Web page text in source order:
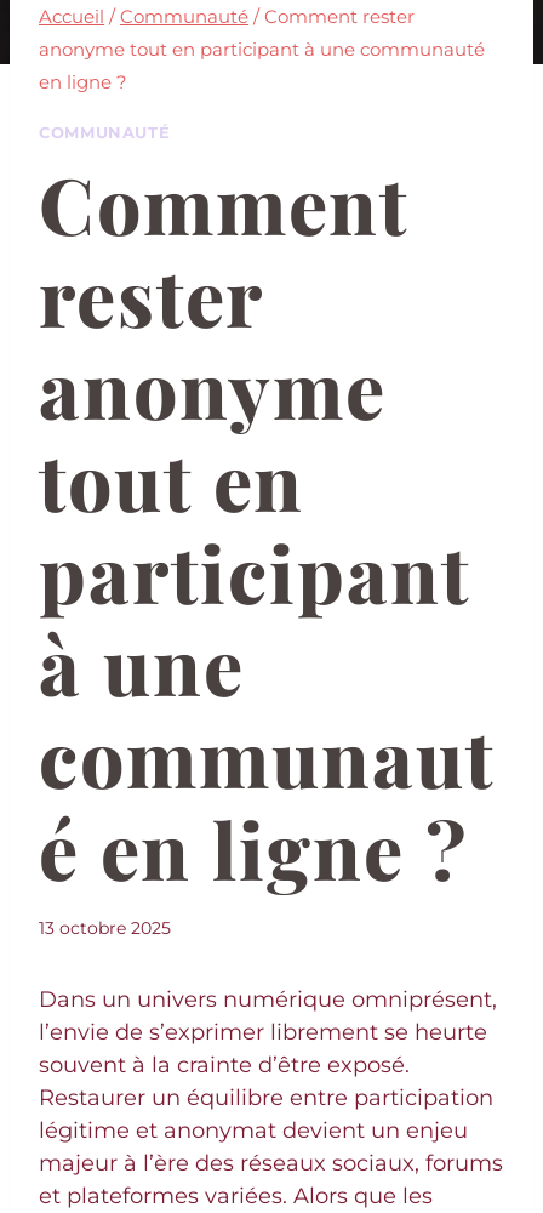
Accueil / Communauté / Comment rester
anonyme tout en participant à une communauté
en ligne ?
COMMUNAUTÉ
Comment
rester
anonyme
tout en
participant
à une
communaut
é en ligne ?
13 octobre 2025
Dans un univers numérique omniprésent,
l’envie de s’exprimer librement se heurte
souvent à la crainte d’être exposé.
Restaurer un équilibre entre participation
légitime et anonymat devient un enjeu
majeur à l’ère des réseaux sociaux, forums
et plateformes variées. Alors que les